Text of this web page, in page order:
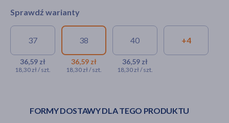
Sprawdź warianty
37
36,59 zł
18,30 zł / szt.
Qmed I001, wkładki
ortopedyczne pełne,
supinacja stępu, rozmiar 37, 2
38
36,59 zł
18,30 zł / szt.
Qmed I001, wkładki
ortopedyczne pełne,
supinacja stępu,
40
36,59 zł
18,30 zł / szt.
Qmed I001,
40, 2 szt.
+4
FORMY DOSTAWY DLA TEGO PRODUKTU